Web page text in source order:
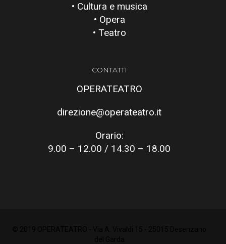
• Cultura e musica
• Opera
• Teatro
CONTATTI
OPERATEATRO
direzione@operateatro.it
Orario:
9.00 – 12.00 / 14.30 – 18.00